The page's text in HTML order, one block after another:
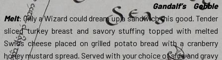
Gandalf’s Gobble
Melt: Only a Wizard could dream up a sandwich this good. Tender
sliced turkey breast and savory stuffing topped with melted
Swiss cheese placed on grilled potato bread with a cranberry
honey mustard spread. Served with your choice of side and gravy